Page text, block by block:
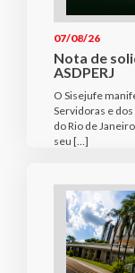
07/08/26
Nota de
ASDPERJ
O Sisejufe
Servidoras e
do Rio de
seu […]